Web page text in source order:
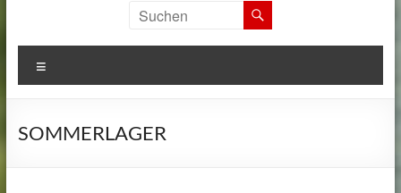
SPORTS
CAMPS
zu
SOMMERLAGER